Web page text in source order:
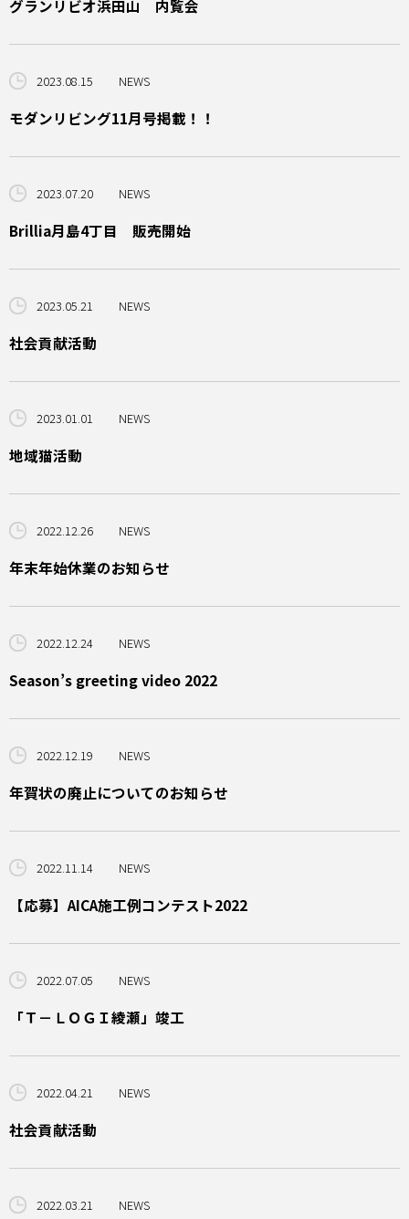
グランリビオ浜田山 内覧会
2023.08.15 NEWS
モダンリビング11月号掲載！！
2023.07.20 NEWS
Brillia月島4丁目 販売開始
2023.05.21 NEWS
社会貢献活動
2023.01.01 NEWS
地域猫活動
2022.12.26 NEWS
年末年始休業のお知らせ
2022.12.24 NEWS
Season’s greeting video 2022
2022.12.19 NEWS
年賀状の廃止についてのお知らせ
2022.11.14 NEWS
【応募】AICA施工例コンテスト2022
2022.07.05 NEWS
「Ｔ－ＬＯＧＩ綾瀬」竣工
2022.04.21 NEWS
社会貢献活動
2022.03.21 NEWS